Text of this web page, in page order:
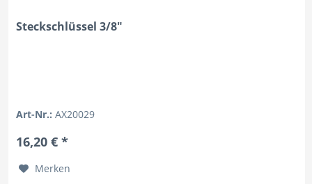
Steckschlüssel 3/8"
Art-Nr.:AX20029
16,20 € *
Merken